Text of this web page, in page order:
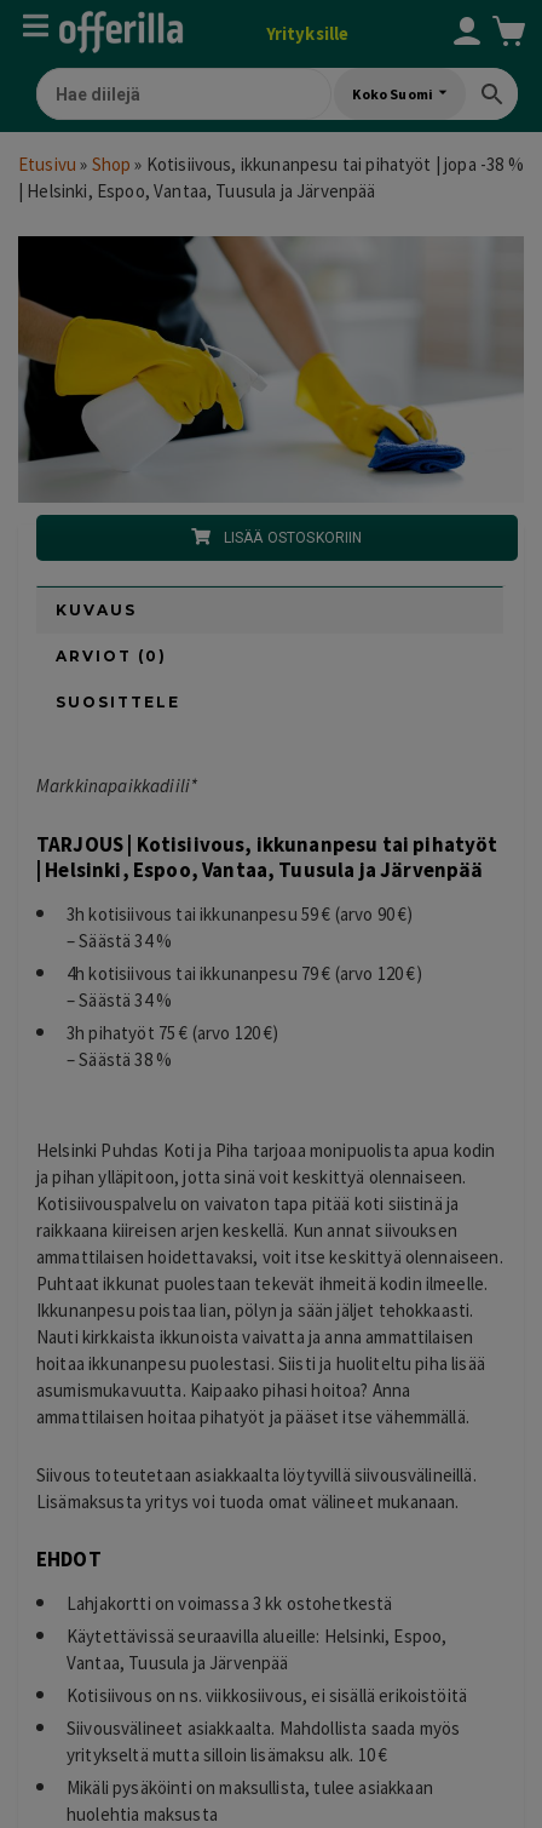
Yrityksille
Koko Suomi
Etusivu » Shop » Kotisiivous, ikkunanpesu tai pihatyöt | jopa -38 %
| Helsinki, Espoo, Vantaa, Tuusula ja Järvenpää
LISÄÄ OSTOSKORIIN
KUVAUS
ARVIOT (0)
SUOSITTELE
Markkinapaikkadiili*
TARJOUS | Kotisiivous, ikkunanpesu tai pihatyöt
| Helsinki, Espoo, Vantaa, Tuusula ja Järvenpää
3h kotisiivous tai ikkunanpesu 59 € (arvo 90 €)
– Säästä 34 %
4h kotisiivous tai ikkunanpesu 79 € (arvo 120 €)
– Säästä 34 %
3h pihatyöt 75 € (arvo 120 €)
– Säästä 38 %
Helsinki Puhdas Koti ja Piha tarjoaa monipuolista apua kodin
ja pihan ylläpitoon, jotta sinä voit keskittyä olennaiseen.
Kotisiivouspalvelu on vaivaton tapa pitää koti siistinä ja
raikkaana kiireisen arjen keskellä. Kun annat siivouksen
ammattilaisen hoidettavaksi, voit itse keskittyä olennaiseen.
Puhtaat ikkunat puolestaan tekevät ihmeitä kodin ilmeelle.
Ikkunanpesu poistaa lian, pölyn ja sään jäljet tehokkaasti.
Nauti kirkkaista ikkunoista vaivatta ja anna ammattilaisen
hoitaa ikkunanpesu puolestasi. Siisti ja huoliteltu piha lisää
asumismukavuutta. Kaipaako pihasi hoitoa? Anna
ammattilaisen hoitaa pihatyöt ja pääset itse vähemmällä.
Siivous toteutetaan asiakkaalta löytyvillä siivousvälineillä.
Lisämaksusta yritys voi tuoda omat välineet mukanaan.
EHDOT
Lahjakortti on voimassa 3 kk ostohetkestä
Käytettävissä seuraavilla alueille: Helsinki, Espoo,
Vantaa, Tuusula ja Järvenpää
Kotisiivous on ns. viikkosiivous, ei sisällä erikoistöitä
Siivousvälineet asiakkaalta. Mahdollista saada myös
yritykseltä mutta silloin lisämaksu alk. 10 €
Mikäli pysäköinti on maksullista, tulee asiakkaan
huolehtia maksusta